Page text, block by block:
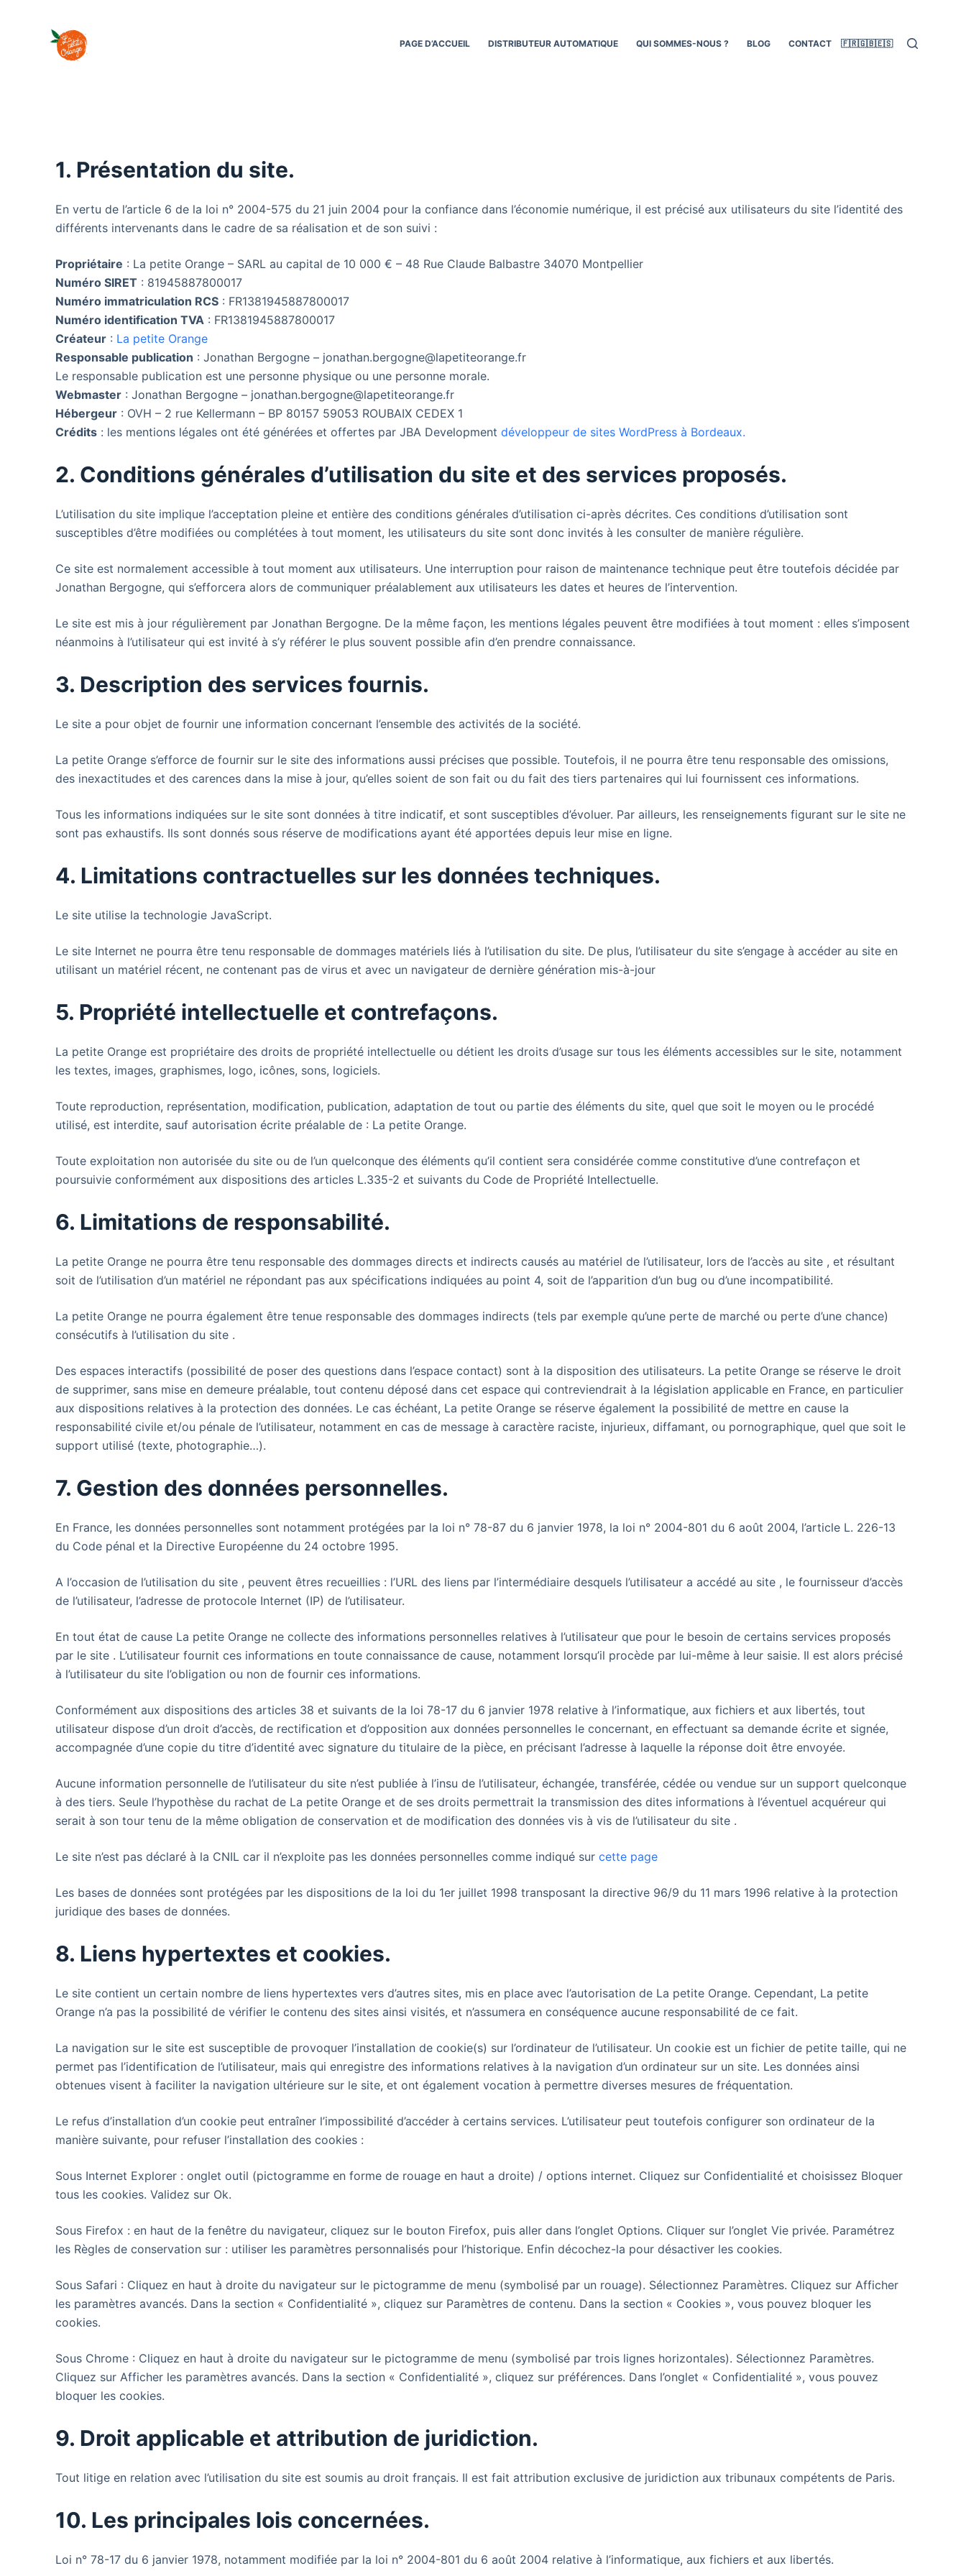
PAGE D’ACCUEIL DISTRIBUTEUR AUTOMATIQUE QUI SOMMES-NOUS ? BLOG CONTACT 🇫🇷🇬🇧🇪🇸
1. Présentation du site.
En vertu de l’article 6 de la loi n° 2004-575 du 21 juin 2004 pour la confiance dans l’économie numérique, il est précisé aux utilisateurs du site l’identité des
différents intervenants dans le cadre de sa réalisation et de son suivi :
Propriétaire : La petite Orange – SARL au capital de 10 000 € – 48 Rue Claude Balbastre 34070 Montpellier
Numéro SIRET : 81945887800017
Numéro immatriculation RCS : FR1381945887800017
Numéro identification TVA : FR1381945887800017
Créateur : La petite Orange
Responsable publication : Jonathan Bergogne – jonathan.bergogne@lapetiteorange.fr
Le responsable publication est une personne physique ou une personne morale.
Webmaster : Jonathan Bergogne – jonathan.bergogne@lapetiteorange.fr
Hébergeur : OVH – 2 rue Kellermann – BP 80157 59053 ROUBAIX CEDEX 1
Crédits : les mentions légales ont été générées et offertes par JBA Developmentdéveloppeur de sites WordPress à Bordeaux.
2. Conditions générales d’utilisation du site et des services proposés.
L’utilisation du site implique l’acceptation pleine et entière des conditions générales d’utilisation ci-après décrites. Ces conditions d’utilisation sont
susceptibles d’être modifiées ou complétées à tout moment, les utilisateurs du site sont donc invités à les consulter de manière régulière.
Ce site est normalement accessible à tout moment aux utilisateurs. Une interruption pour raison de maintenance technique peut être toutefois décidée par
Jonathan Bergogne, qui s’efforcera alors de communiquer préalablement aux utilisateurs les dates et heures de l’intervention.
Le siteest mis à jour régulièrement par Jonathan Bergogne. De la même façon, les mentions légales peuvent être modifiées à tout moment : elles s’imposent
néanmoins à l’utilisateur qui est invité à s’y référer le plus souvent possible afin d’en prendre connaissance.
3. Description des services fournis.
Le sitea pour objet de fournir une information concernant l’ensemble des activités de la société.
La petite Orange s’efforce de fournir sur le sitedes informations aussi précises que possible. Toutefois, il ne pourra être tenu responsable des omissions,
des inexactitudes et des carences dans la mise à jour, qu’elles soient de son fait ou du fait des tiers partenaires qui lui fournissent ces informations.
Tous les informations indiquées sur le site sont données à titre indicatif, et sont susceptibles d’évoluer. Par ailleurs, les renseignements figurant sur le site ne
sont pas exhaustifs. Ils sont donnés sous réserve de modifications ayant été apportées depuis leur mise en ligne.
4. Limitations contractuelles sur les données techniques.
Le site utilise la technologie JavaScript.
Le site Internet ne pourra être tenu responsable de dommages matériels liés à l’utilisation du site. De plus, l’utilisateur du site s’engage à accéder au site en
utilisant un matériel récent, ne contenant pas de virus et avec un navigateur de dernière génération mis-à-jour
5. Propriété intellectuelle et contrefaçons.
La petite Orange est propriétaire des droits de propriété intellectuelle ou détient les droits d’usage sur tous les éléments accessibles sur le site, notamment
les textes, images, graphismes, logo, icônes, sons, logiciels.
Toute reproduction, représentation, modification, publication, adaptation de tout ou partie des éléments du site, quel que soit le moyen ou le procédé
utilisé, est interdite, sauf autorisation écrite préalable de : La petite Orange.
Toute exploitation non autorisée du site ou de l’un quelconque des éléments qu’il contient sera considérée comme constitutive d’une contrefaçon et
poursuivie conformément aux dispositions des articles L.335-2 et suivants du Code de Propriété Intellectuelle.
6. Limitations de responsabilité.
La petite Orange ne pourra être tenu responsable des dommages directs et indirects causés au matériel de l’utilisateur, lors de l’accès au site , et résultant
soit de l’utilisation d’un matériel ne répondant pas aux spécifications indiquées au point 4, soit de l’apparition d’un bug ou d’une incompatibilité.
La petite Orange ne pourra également être tenue responsable des dommages indirects (tels par exemple qu’une perte de marché ou perte d’une chance)
consécutifs à l’utilisation du site .
Des espaces interactifs (possibilité de poser des questions dans l’espace contact) sont à la disposition des utilisateurs. La petite Orange se réserve le droit
de supprimer, sans mise en demeure préalable, tout contenu déposé dans cet espace qui contreviendrait à la législation applicable en France, en particulier
aux dispositions relatives à la protection des données. Le cas échéant, La petite Orange se réserve également la possibilité de mettre en cause la
responsabilité civile et/ou pénale de l’utilisateur, notamment en cas de message à caractère raciste, injurieux, diffamant, ou pornographique, quel que soit le
support utilisé (texte, photographie…).
7. Gestion des données personnelles.
En France, les données personnelles sont notamment protégées par la loi n° 78-87 du 6 janvier 1978, la loi n° 2004-801 du 6 août 2004, l’article L. 226-13
du Code pénal et la Directive Européenne du 24 octobre 1995.
A l’occasion de l’utilisation du site , peuvent êtres recueillies : l’URL des liens par l’intermédiaire desquels l’utilisateur a accédé au site , le fournisseur d’accès
de l’utilisateur, l’adresse de protocole Internet (IP) de l’utilisateur.
En tout état de cause La petite Orange ne collecte des informations personnelles relatives à l’utilisateur que pour le besoin de certains services proposés
par le site . L’utilisateur fournit ces informations en toute connaissance de cause, notamment lorsqu’il procède par lui-même à leur saisie. Il est alors précisé
à l’utilisateur du site l’obligation ou non de fournir ces informations.
Conformément aux dispositions des articles 38 et suivants de la loi 78-17 du 6 janvier 1978 relative à l’informatique, aux fichiers et aux libertés, tout
utilisateur dispose d’un droit d’accès, de rectification et d’opposition aux données personnelles le concernant, en effectuant sa demande écrite et signée,
accompagnée d’une copie du titre d’identité avec signature du titulaire de la pièce, en précisant l’adresse à laquelle la réponse doit être envoyée.
Aucune information personnelle de l’utilisateur du site n’est publiée à l’insu de l’utilisateur, échangée, transférée, cédée ou vendue sur un support quelconque
à des tiers. Seule l’hypothèse du rachat de La petite Orange et de ses droits permettrait la transmission des dites informations à l’éventuel acquéreur qui
serait à son tour tenu de la même obligation de conservation et de modification des données vis à vis de l’utilisateur du site .
Le site n’est pas déclaré à la CNIL car il n’exploite pas les données personnelles comme indiqué surcette page
Les bases de données sont protégées par les dispositions de la loi du 1er juillet 1998 transposant la directive 96/9 du 11 mars 1996 relative à la protection
juridique des bases de données.
8. Liens hypertextes et cookies.
Le sitecontient un certain nombre de liens hypertextes vers d’autres sites, mis en place avec l’autorisation de La petite Orange. Cependant, La petite
Orange n’a pas la possibilité de vérifier le contenu des sites ainsi visités, et n’assumera en conséquence aucune responsabilité de ce fait.
La navigation sur le siteest susceptible de provoquer l’installation de cookie(s) sur l’ordinateur de l’utilisateur. Un cookie est un fichier de petite taille, qui ne
permet pas l’identification de l’utilisateur, mais qui enregistre des informations relatives à la navigation d’un ordinateur sur un site. Les données ainsi
obtenues visent à faciliter la navigation ultérieure sur le site, et ont également vocation à permettre diverses mesures de fréquentation.
Le refus d’installation d’un cookie peut entraîner l’impossibilité d’accéder à certains services. L’utilisateur peut toutefois configurer son ordinateur de la
manière suivante, pour refuser l’installation des cookies :
Sous Internet Explorer : onglet outil (pictogramme en forme de rouage en haut a droite) / options internet. Cliquez sur Confidentialité et choisissez Bloquer
tous les cookies. Validez sur Ok.
Sous Firefox : en haut de la fenêtre du navigateur, cliquez sur le bouton Firefox, puis aller dans l’onglet Options. Cliquer sur l’onglet Vie privée. Paramétrez
les Règles de conservation sur : utiliser les paramètres personnalisés pour l’historique. Enfin décochez-la pour désactiver les cookies.
Sous Safari : Cliquez en haut à droite du navigateur sur le pictogramme de menu (symbolisé par un rouage). Sélectionnez Paramètres. Cliquez sur Afficher
les paramètres avancés. Dans la section « Confidentialité », cliquez sur Paramètres de contenu. Dans la section « Cookies », vous pouvez bloquer les
cookies.
Sous Chrome : Cliquez en haut à droite du navigateur sur le pictogramme de menu (symbolisé par trois lignes horizontales). Sélectionnez Paramètres.
Cliquez sur Afficher les paramètres avancés. Dans la section « Confidentialité », cliquez sur préférences. Dans l’onglet « Confidentialité », vous pouvez
bloquer les cookies.
9. Droit applicable et attribution de juridiction.
Tout litige en relation avec l’utilisation du siteest soumis au droit français. Il est fait attribution exclusive de juridiction aux tribunaux compétents de Paris.
10. Les principales lois concernées.
Loi n° 78-17 du 6 janvier 1978, notamment modifiée par la loi n° 2004-801 du 6 août 2004 relative à l’informatique, aux fichiers et aux libertés.